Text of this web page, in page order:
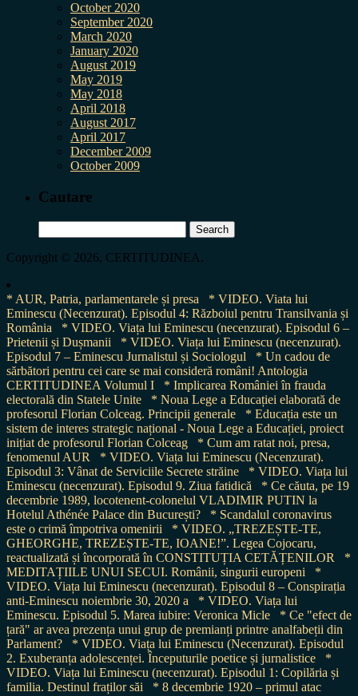
October 2020
September 2020
March 2020
January 2020
August 2019
May 2019
May 2018
April 2018
August 2017
April 2017
December 2009
October 2009
Cautare
for:
Copyright © 2026, CERTITUDINEA.
* AUR, Patria, parlamentarele și presa
* VIDEO. Viata lui
Eminescu (Necenzurat). Episodul 4: Războiul pentru Transilvania și
România
* VIDEO. Viața lui Eminescu (necenzurat). Episodul 6 –
Prietenii și Dușmanii
* VIDEO. Viața lui Eminescu (necenzurat).
Episodul 7 – Eminescu Jurnalistul și Sociologul
* Un cadou de
sărbători pentru cei care se mai consideră români! Antologia
CERTITUDINEA Volumul I
* Implicarea României în frauda
electorală din Statele Unite
* Noua Lege a Educației elaborată de
profesorul Florian Colceag. Principii generale
* Educația este un
sistem de interes strategic național - Noua Lege a Educației, proiect
inițiat de profesorul Florian Colceag
* Cum am ratat noi, presa,
fenomenul AUR
* VIDEO. Viața lui Eminescu (Necenzurat).
Episodul 3: Vânat de Serviciile Secrete străine
* VIDEO. Viața lui
Eminescu (necenzurat). Episodul 9. Ziua fatidică
* Ce căuta, pe 19
decembrie 1989, locotenent-colonelul VLADIMIR PUTIN la
Hotelul Athénée Palace din București?
* Scandalul coronavirus
este o crimă împotriva omenirii
* VIDEO. „TREZEȘTE-TE,
GHEORGHE, TREZEȘTE-TE, IOANE!”. Legea Cojocaru,
reactualizată și încorporată în CONSTITUȚIA CETĂȚENILOR
*
MEDITAȚIILE UNUI SECUI. Românii, singurii europeni
*
VIDEO. Viața lui Eminescu (necenzurat). Episodul 8 – Conspirația
anti-Eminescu noiembrie 30, 2020 a
* VIDEO. Viața lui
Eminescu. Episodul 5. Marea iubire: Veronica Micle
* Ce "efect de
țară" ar avea prezența unui grup de premianți printre analfabeții din
Parlament?
* VIDEO. Viața lui Eminescu (Necenzurat). Episodul
2. Exuberanța adolescenței. Începuturile poetice și jurnalistice
*
VIDEO. Viața lui Eminescu (necenzurat). Episodul 1: Copilăria și
familia. Destinul fraților săi
* 8 decembrie 1920 – primul atac